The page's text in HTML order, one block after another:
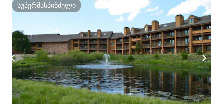
სუპერმასპინძელი
სუპერმასპინძელი